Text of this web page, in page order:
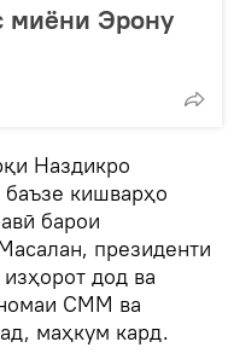
миёни Эрону
Наздикро
баъзе кишварҳо
барои
президенти
дод ва
СММ ва
маҳкум кард.